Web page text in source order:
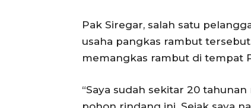
Pak Siregar, salah satu
usaha pangkas rambut
memangkas rambut di tempat
“Saya sudah sekitar 20